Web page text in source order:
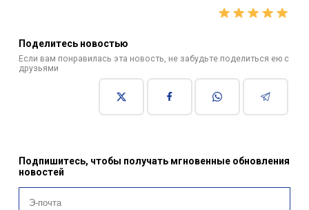
Поделитесь новостью
Если вам понравилась эта новость, не забудьте поделиться ею с
друзьями
Подпишитесь, чтобы получать мгновенные обновления
новостей